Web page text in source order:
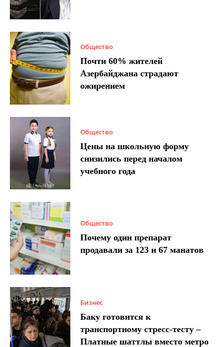
Общество
Почти 60% жителей
Азербайджана страдают
ожирением
Общество
Цены на школьную форму
снизились перед началом
учебного года
Общество
Почему один препарат
продавали за 123 и 67 манатов
Бизнес
Баку готовится к
транспортному стресс-тесту –
Платные шаттлы вместо метро